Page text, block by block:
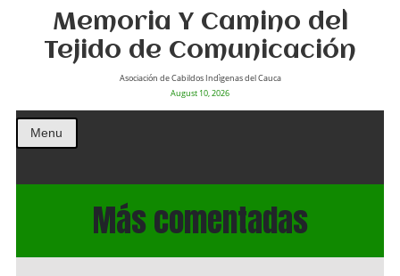
Memoria Y Camino del
Tejido de Comunicación
Asociación de Cabildos Indìgenas del Cauca
August 10, 2026
Menu
Más comentadas